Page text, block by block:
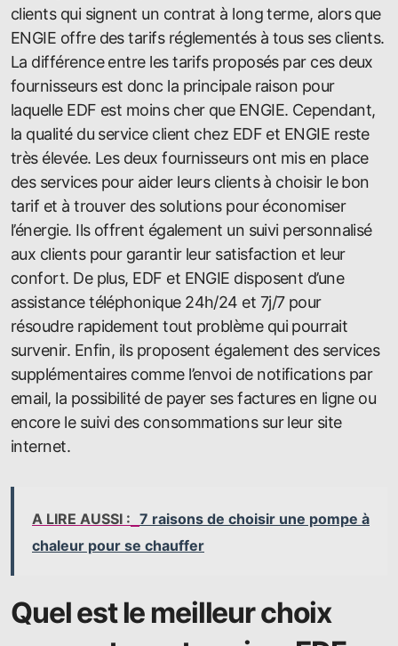
clients qui signent un contrat à long terme, alors que
ENGIE offre des tarifs réglementés à tous ses clients.
La différence entre les tarifs proposés par ces deux
fournisseurs est donc la principale raison pour
laquelle EDF est moins cher que ENGIE. Cependant,
la qualité du service client chez EDF et ENGIE reste
très élevée. Les deux fournisseurs ont mis en place
des services pour aider leurs clients à choisir le bon
tarif et à trouver des solutions pour économiser
l’énergie. Ils offrent également un suivi personnalisé
aux clients pour garantir leur satisfaction et leur
confort. De plus, EDF et ENGIE disposent d’une
assistance téléphonique 24h/24 et 7j/7 pour
résoudre rapidement tout problème qui pourrait
survenir. Enfin, ils proposent également des services
supplémentaires comme l’envoi de notifications par
email, la possibilité de payer ses factures en ligne ou
encore le suivi des consommations sur leur site
internet.
A LIRE AUSSI : 7 raisons de choisir une pompe à
chaleur pour se chauffer
Quel est le meilleur choix